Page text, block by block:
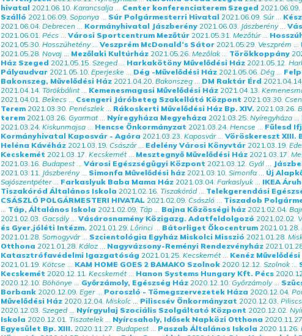
hivatal 2021.06.10. Karancsalja... Center konferenciaterem Szeged 2021.06.09.
Szálló 2021.06.09. Soponya... Súr Polgármesterri Hivatal 2021.06.09. Súr...
2021.06.04. Debrecen... Kormányhivatal Jászberény 2021.06.03. Jászberény...
2021.06.01. Pécs... Városi Sportcentrum Mezőtúr 2021.05.31. Mezőtúr...
2021.05.30. Hosszúhetény... Veszprém McDonald’s Sátor 2021.05.29. Veszprém ...
2021.05.28. Novaj... Mezőlaki Kultúrház 2021.05.26. Mezőlak... Törökkoppány
Ház Szeged 2021.05.15. Szeged... Harkakötöny Művelődési Ház 2021.05.12.
Pályaudvar 2021.05.10. Eperjeske ... Dég -Művelődési Ház 2021.05.06. Dég...
Bakonszeg, Művelődési Ház 2021.04.20. Bakonszeg... DM Raktár Érd 2021.04.14.
2021.04.14. Törökbálint... Kemenesmagasi Művelődési Ház 2021.04.13.
2021.04.01. Bekecs... Csengeri Járóbeteg Szakellátó Központ 2021.03.30.
Terem 2021.03.30. Penészlek... Rákoskerti Művelődési Ház Bp. XIV. 2021.03.26.
terem 2021.03.26. Gyarmat... Nyíregyháza Megyeháza 2021.03.25. Nyíregyháza...
2021.03.24. Kiskunmajsa... Hencse Önkormányzat 2021.03.24. Hencse ... Fülesd
Kormányhivatal Kaposvár - Agóra 2021.03.23. Kaposvár... Vöröskereszt XIII.
Heléna Kávéház 2021.03.19. Császár... Edelény Városi Könyvtár 2021.03.19.
Kecskemét 2021.03.17. Kecskemét... Mesztegnyő Művelődési Ház 2021.03.17.
2021.03.16. Budapest... Városi Egészségügyi Központ 2021.03.12. Gyál...
2021.03.11. Jászberény... Simonfa Művelődési ház 2021.03.10. Simonfa... Új
Sajószentpéter... Farkaslyuk Baba Mama Ház 2021.03.04. Farkaslyuk... IKEA
Tiszakóród Általános Iskola 2021.02.16. Tiszakóród... Telekgerendási
CSÁSZLÓ POLGÁRMESTERI HIVATAL 2021.02.09. Császló... Tiszadob
... Táp, Általános Iskola 2021.02.09. Táp... Bajna Közösségi ház 2021.02.04.
2021.02.03. Gacsály... Vásárosnamény Közigazg. Adatfeldolgozó 2021.02.02.
és Gyer.jóléti Intézm. 2021.01.29. Lőrinci... Bátorliget Ökocentrum 2021.01.28.
2021.01.28. Somogyvár... Szcientológia Egyház Miskolci Misszió 2021.01.28.
Otthona 2021.01.28. Káloz... Nagyvázsony-Reményi Rendezvényház
Katasztrófavédelmi Igazgatóság 2021.01.25. Kecskemét... Kenéz Művelődési
2021.01.19. Kötcse ... KAM HOME GOES 2 BAMAKO Szolnok 2020.12.12. Szolnok...
Kecskemét 2020.12.11. Kecskemét... Hanon Systems Hungary Kft. Pécs
2020.12.10. Böhönye ... Győrzámoly, Egészség Ház 2020.12.10. Győrzámoly...
Borbank 2020.12.09. Eger... Poroszló - Tömegszervezetek Háza 2020.12.04.
Művelődési Ház 2020.12.04. Miskolc... Piliscsév Önkormányzat 2020.12.03.
2020.12.03. Szeged... Nyírgyulaj Szociális Szolgáltató Központ 2020.12.02.
Iskola 2020.12.01. Tiszatelek... Nyírcsaholy, Idősek Napközi Otthona
Egyesület Bp. XIII. 2020.11.27. Budapest... Paszab Általános Iskola 2020.11.26.